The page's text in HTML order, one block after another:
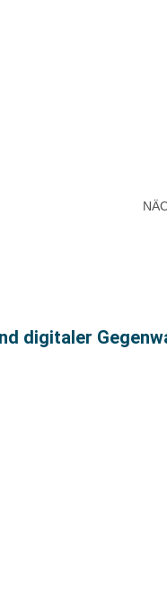
digitaler